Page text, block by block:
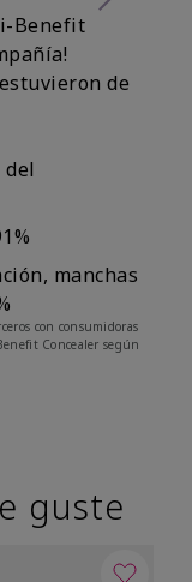
Benefit
de
manchas
con consumidoras
Concealer según
guste